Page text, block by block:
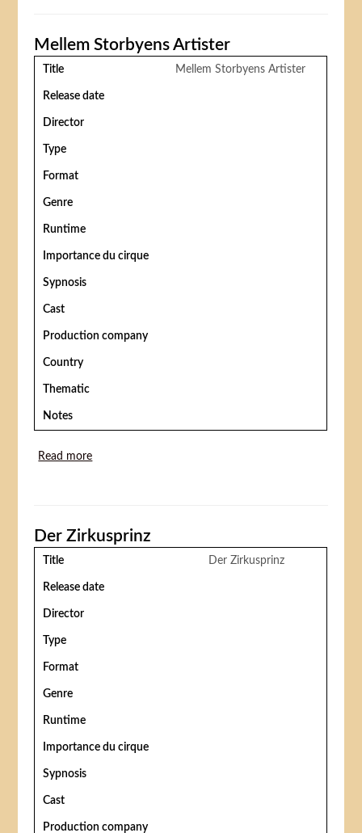
Mellem Storbyens Artister
Title Mellem Storbyens Artister
Release date
Director
Type
Format
Genre
Runtime
Importance du cirque
Sypnosis
Cast
Production company
Country
Thematic
Notes
Read more
Der Zirkusprinz
Title Der Zirkusprinz
Release date
Director
Type
Format
Genre
Runtime
Importance du cirque
Sypnosis
Cast
Production company